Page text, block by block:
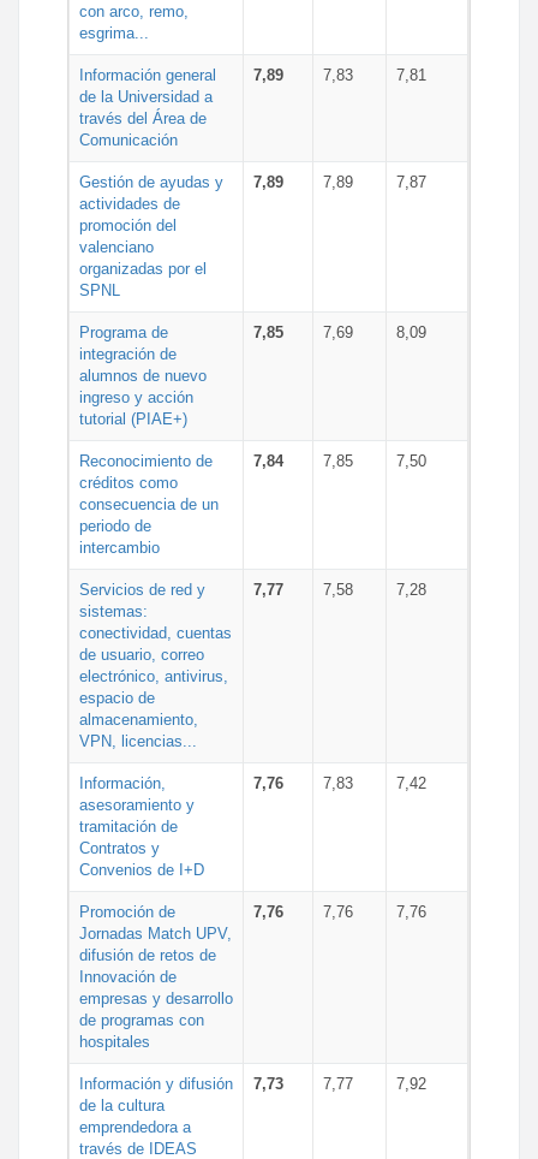
con arco, remo,
esgrima...
Información general
de la Universidad a
través del Área de
Comunicación
7,89 7,83 7,81
Gestión de ayudas y
actividades de
promoción del
valenciano
organizadas por el
SPNL
7,89 7,89 7,87
Programa de
integración de
alumnos de nuevo
ingreso y acción
tutorial (PIAE+)
7,85 7,69 8,09
Reconocimiento de
créditos como
consecuencia de un
periodo de
intercambio
7,84 7,85 7,50
Servicios de red y
sistemas:
conectividad, cuentas
de usuario, correo
electrónico, antivirus,
espacio de
almacenamiento,
VPN, licencias...
7,77 7,58 7,28
Información,
asesoramiento y
tramitación de
Contratos y
Convenios de I+D
7,76 7,83 7,42
Promoción de
Jornadas Match UPV,
difusión de retos de
Innovación de
empresas y desarrollo
de programas con
hospitales
7,76 7,76 7,76
Información y difusión
de la cultura
emprendedora a
través de IDEAS
7,73 7,77 7,92